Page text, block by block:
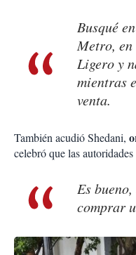
Busqué
Metro, en
Ligero y
mientras
venta.
También acudió Shedani,
celebró que las
Es
comprar